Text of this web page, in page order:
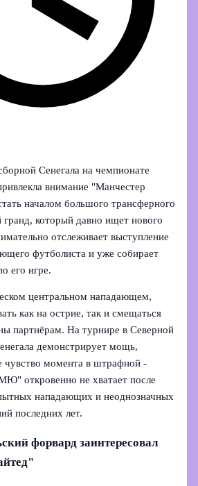
Сенегала на чемпионате
внимание "Манчестер
началом большого трансферного
который давно ищет нового
отслеживает выступление
футболиста и уже собирает
его игре.
центральном нападающем,
как на острие, так и смещаться
партнёрам. На турнире в Северной
демонстрирует мощь,
чувство момента в штрафной -
откровенно не хватает после
нападающих и неоднозначных
последних лет.
форвард заинтересовал